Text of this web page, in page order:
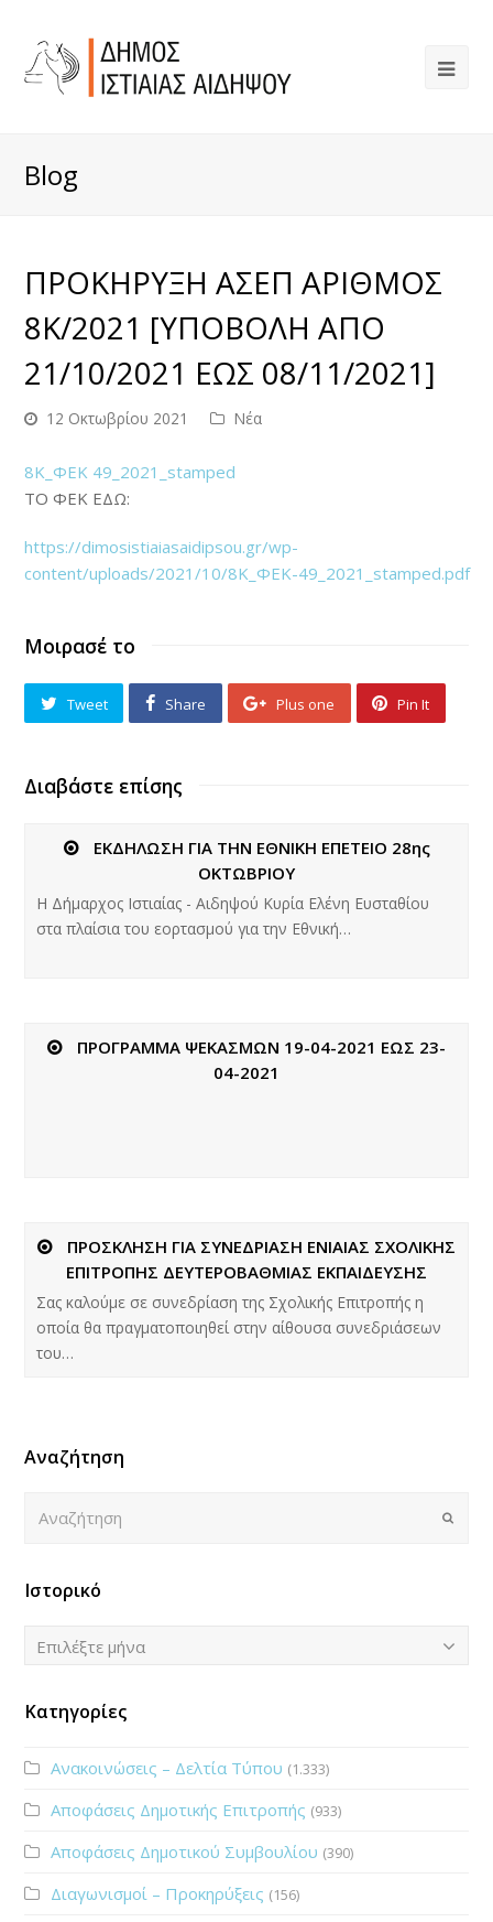
Blog
ΠΡΟΚΗΡΥΞΗ ΑΣΕΠ ΑΡΙΘΜΟΣ
8Κ/2021 [ΥΠΟΒΟΛΗ ΑΠΟ
21/10/2021 ΕΩΣ 08/11/2021]
12 Οκτωβρίου 2021 Νέα
8Κ_ΦΕΚ 49_2021_stamped
ΤΟ ΦΕΚ ΕΔΩ:
https://dimosistiaiasaidipsou.gr/wp-
content/uploads/2021/10/8Κ_ΦΕΚ-49_2021_stamped.pdf
Μοιρασέ το
Tweet Share Plus one Pin It
Διαβάστε επίσης
ΕΚΔΗΛΩΣΗ ΓΙΑ ΤΗΝ ΕΘΝΙΚΗ ΕΠΕΤΕΙΟ 28ης
ΟΚΤΩΒΡΙΟΥ
Η Δήμαρχος Ιστιαίας - Αιδηψού Κυρία Ελένη Ευσταθίου
στα πλαίσια του εορτασμού για την Εθνική…
ΠΡΟΓΡΑΜΜΑ ΨΕΚΑΣΜΩΝ 19-04-2021 ΕΩΣ 23-
04-2021
ΠΡΟΣΚΛΗΣΗ ΓΙΑ ΣΥΝΕΔΡΙΑΣΗ ΕΝΙΑΙΑΣ ΣΧΟΛΙΚΗΣ
ΕΠΙΤΡΟΠΗΣ ΔΕΥΤΕΡΟΒΑΘΜΙΑΣ ΕΚΠΑΙΔΕΥΣΗΣ
Σας καλούμε σε συνεδρίαση της Σχολικής Επιτροπής η
οποία θα πραγματοποιηθεί στην αίθουσα συνεδριάσεων
του…
Αναζήτηση
Submit
Ιστορικό
Ιστορικό
Επιλέξτε μήνα
Κατηγορίες
Ανακοινώσεις – Δελτία Τύπου (1.333)
Αποφάσεις Δημοτικής Επιτροπής (933)
Αποφάσεις Δημοτικού Συμβουλίου (390)
Διαγωνισμοί – Προκηρύξεις (156)